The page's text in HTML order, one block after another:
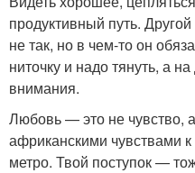
продуктивный путь.
не так, но в чем-то он
ниточку и надо тянуть, а
внимания.
Любовь — это не чувство,
африканскими чувствами к
метро. Твой поступок —